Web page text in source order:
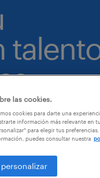
las cookies.
cookies para darte una
información más relevante en
para elegir tus
puedes consultar nuestra
personalizar